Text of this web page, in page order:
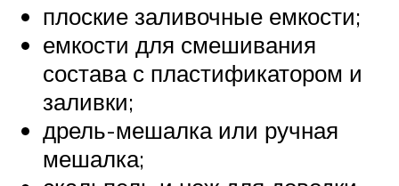
плоские заливочные емкости;
емкости для смешивания
состава с пластификатором и
заливки;
дрель-мешалка или ручная
мешалка;